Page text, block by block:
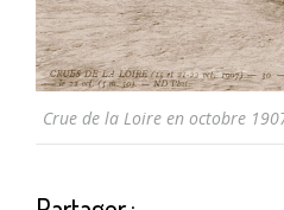
Crue de la Loire en octobre